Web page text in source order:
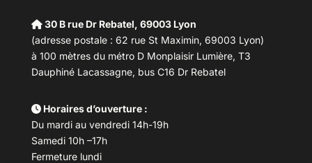
30 B rue Dr Rebatel, 69003 Lyon
(adresse postale : 62 rue St Maximin, 69003 Lyon)
à 100 mètres du métro D Monplaisir Lumière, T3
Dauphiné Lacassagne, bus C16 Dr Rebatel
Horaires d’ouverture :
Du mardi au vendredi 14h-19h
Samedi 10h –17h
Fermeture lundi